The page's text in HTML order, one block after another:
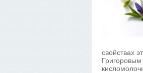
свойствах